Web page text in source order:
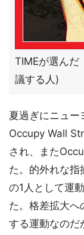
TIMEが選ん
議する人)
夏過ぎにニュー
Occupy Wall
され、また
た。的外れな指
の1人として運
た。格差拡大へ
する運動なのだ